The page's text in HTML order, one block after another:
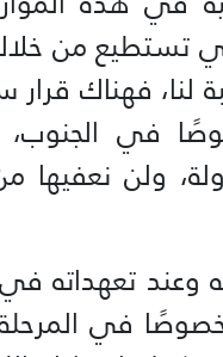
تستطيع من
لنا، فهناك
في
ولن نعفيها
وعند تعهداته
في